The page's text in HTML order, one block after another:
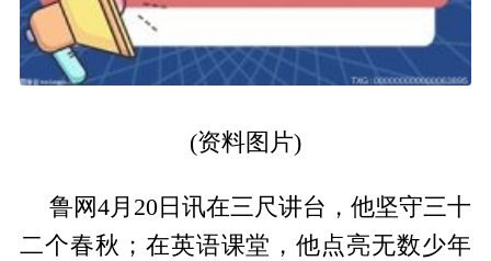
(资料图片)
鲁网4月20日讯在三尺讲台，他坚守三十
二个春秋；在英语课堂，他点亮无数少年